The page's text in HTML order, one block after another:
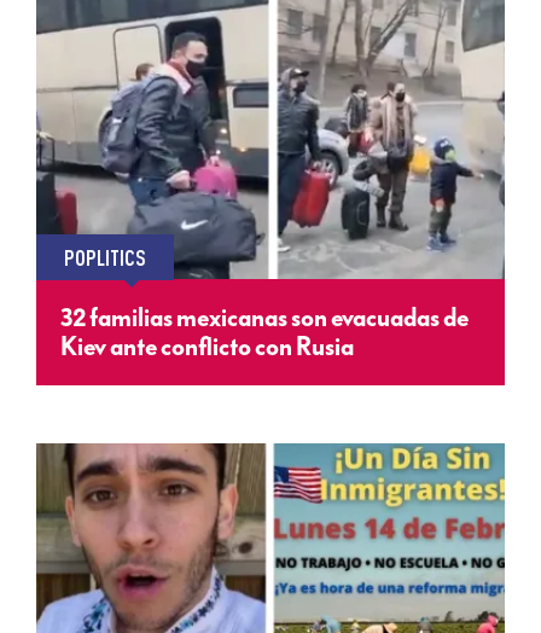
POPLITICS
32 familias mexicanas son evacuadas de
Kiev ante conflicto con Rusia